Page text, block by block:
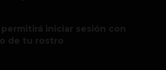
permitirá iniciar sesión con
de tu rostro